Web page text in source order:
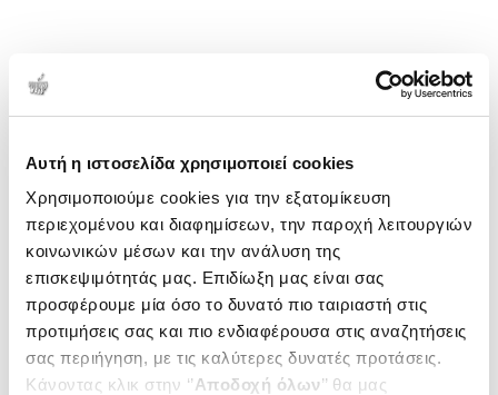
Αυτή η ιστοσελίδα χρησιμοποιεί cookies
Χρησιμοποιούμε cookies για την εξατομίκευση
περιεχομένου και διαφημίσεων, την παροχή λειτουργιών
κοινωνικών μέσων και την ανάλυση της
επισκεψιμότητάς μας. Επιδίωξη μας είναι σας
προσφέρουμε μία όσο το δυνατό πιο ταιριαστή στις
προτιμήσεις σας και πιο ενδιαφέρουσα στις αναζητήσεις
σας περιήγηση, με τις καλύτερες δυνατές προτάσεις.
Κάνοντας κλικ στην ‘’Αποδοχή όλων’’ θα μας